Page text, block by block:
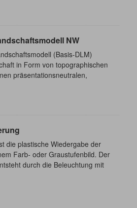
NW
(Basis-DLM)
in Form von topographischen
präsentationsneutralen,
die plastische Wiedergabe der
Farb- oder Graustufenbild. Der
durch die Beleuchtung mit